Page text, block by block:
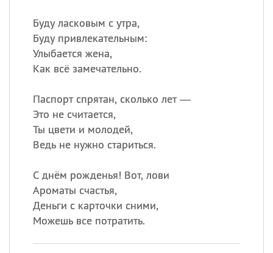
Буду ласковым с утра,
Буду привлекательным:
Улыбается жена,
Как всё замечательно.
Паспорт спрятан, сколько лет —
Это не считается,
Ты цвети и молодей,
Ведь не нужно стариться.
С днём рожденья! Вот, лови
Ароматы счастья,
Деньги с карточки сними,
Можешь все потратить.